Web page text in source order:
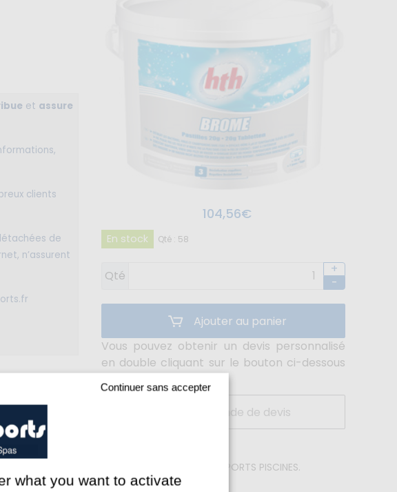
et assure
clients
de
n’assurent
104,56€
En stock Qté : 58
Qté
+
-
Ajouter au panier
Vous pouvez obtenir un devis personnalisé
en double cliquant sur le bouton ci-dessous
"Demande de devis".
Demande de devis
sur le drive - click & collect irisports.fr IRISPORTS PISCINES.
Continuer sans accepter
what you want to activate